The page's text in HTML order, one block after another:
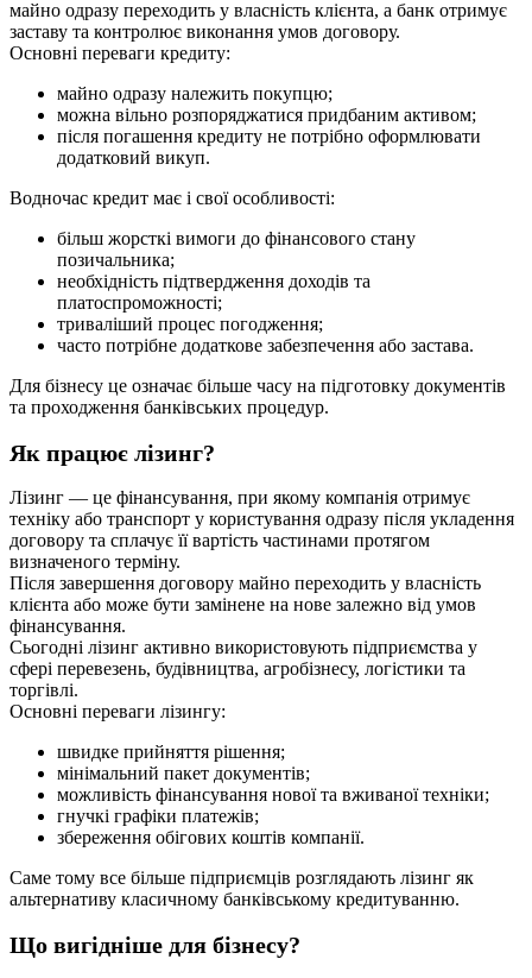
майно одразу переходить у власність клієнта, а банк отримує
заставу та контролює виконання умов договору.
Основні переваги кредиту:
майно одразу належить покупцю;
можна вільно розпоряджатися придбаним активом;
після погашення кредиту не потрібно оформлювати
додатковий викуп.
Водночас кредит має і свої особливості:
більш жорсткі вимоги до фінансового стану
позичальника;
необхідність підтвердження доходів та
платоспроможності;
триваліший процес погодження;
часто потрібне додаткове забезпечення або застава.
Для бізнесу це означає більше часу на підготовку документів
та проходження банківських процедур.
Як працює лізинг?
Лізинг — це фінансування, при якому компанія отримує
техніку або транспорт у користування одразу після укладення
договору та сплачує її вартість частинами протягом
визначеного терміну.
Після завершення договору майно переходить у власність
клієнта або може бути замінене на нове залежно від умов
фінансування.
Сьогодні лізинг активно використовують підприємства у
сфері перевезень, будівництва, агробізнесу, логістики та
торгівлі.
Основні переваги лізингу:
швидке прийняття рішення;
мінімальний пакет документів;
можливість фінансування нової та вживаної техніки;
гнучкі графіки платежів;
збереження обігових коштів компанії.
Саме тому все більше підприємців розглядають лізинг як
альтернативу класичному банківському кредитуванню.
Що вигідніше для бізнесу?